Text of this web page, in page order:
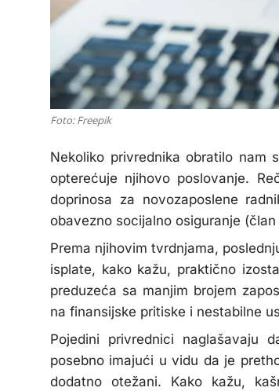
Foto: Freepik
Nekoliko privrednika obratilo nam
opterećuje njihovo poslovanje.
doprinosa za novozaposlene
obavezno socijalno osiguranje
Prema njihovim tvrdnjama,
isplate, kako kažu, praktično
preduzeća sa manjim brojem
na finansijske pritiske i nestabilne
Pojedini privrednici naglašavaju
posebno imajući u vidu da je
dodatno otežani. Kako kažu,